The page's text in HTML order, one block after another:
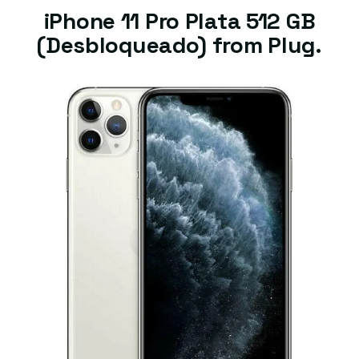
iPhone 11 Pro Plata 512 GB
(Desbloqueado) from Plug.